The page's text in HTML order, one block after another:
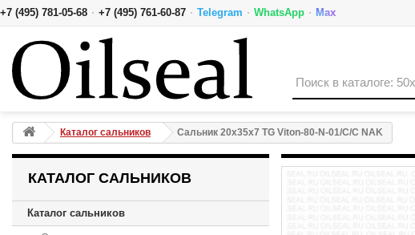
+7 (495) 781-05-68 · +7 (495) 761-60-87 · Telegram · WhatsApp · Max
Каталог сальников Сальник 20x35x7 TG Viton-80-N-01/C/C NAK
КАТАЛОГ САЛЬНИКОВ
Каталог сальников
Сальник 20x35x7 TG Viton-80-N-01/C/C NAK